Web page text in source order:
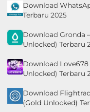
Download
Terbaru 2025
Download Gronda
Unlocked) Terbaru
Download Love678
Unlocked) Terbaru
Download
(Gold Unlocked)